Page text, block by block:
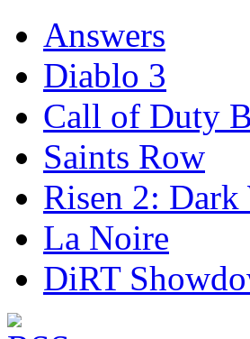
Answers
Diablo 3
Call of Duty
Saints Row
Risen 2: Dark
La Noire
DiRT